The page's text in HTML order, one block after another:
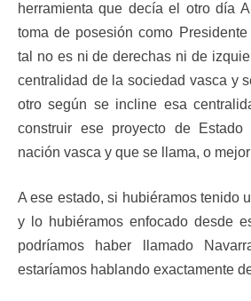
herramienta que decía el otro día
toma de posesión como
tal no es ni de derechas ni de
centralidad de la sociedad vasca y
otro según se incline esa
construir ese proyecto de
nación vasca y que se llama, o
A ese estado, si hubiéramos tenido
y lo hubiéramos enfocado desde
podríamos haber llamado
estaríamos hablando exactamente